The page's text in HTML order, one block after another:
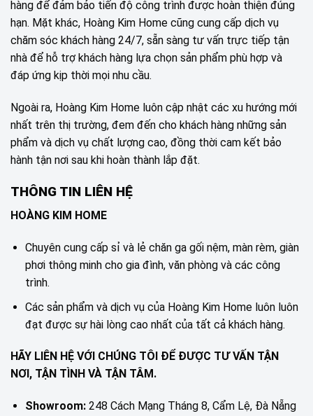
hàng để đảm bảo tiến độ công trình được hoàn thiện đúng
hạn. Mặt khác, Hoàng Kim Home cũng cung cấp dịch vụ
chăm sóc khách hàng 24/7, sẵn sàng tư vấn trực tiếp tận
nhà để hỗ trợ khách hàng lựa chọn sản phẩm phù hợp và
đáp ứng kịp thời mọi nhu cầu.
Ngoài ra, Hoàng Kim Home luôn cập nhật các xu hướng mới
nhất trên thị trường, đem đến cho khách hàng những sản
phẩm và dịch vụ chất lượng cao, đồng thời cam kết bảo
hành tận nơi sau khi hoàn thành lắp đặt.
THÔNG TIN LIÊN HỆ
HOÀNG KIM HOME
Chuyên cung cấp sỉ và lẻ chăn ga gối nệm, màn rèm, giàn
phơi thông minh cho gia đình, văn phòng và các công
trình.
Các sản phẩm và dịch vụ của Hoàng Kim Home luôn luôn
đạt được sự hài lòng cao nhất của tất cả khách hàng.
HÃY LIÊN HỆ VỚI CHÚNG TÔI ĐỂ ĐƯỢC TƯ VẤN TẬN
NƠI, TẬN TÌNH VÀ TẬN TÂM.
Showroom:248 Cách Mạng Tháng 8, Cẩm Lệ, Đà Nẵng